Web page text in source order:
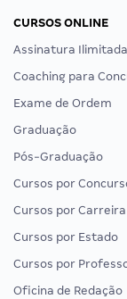
CURSOS ONLINE
Assinatura Ilimitada
Coaching para
Exame de Ordem
Graduação
Pós-Graduação
Cursos por
Cursos por Carreira
Cursos por Estado
Cursos por
Oficina de Redação